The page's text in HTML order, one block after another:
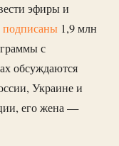
эфиры и
подписаны 1,9 млн
с
обсуждаются
Украине и
его жена —